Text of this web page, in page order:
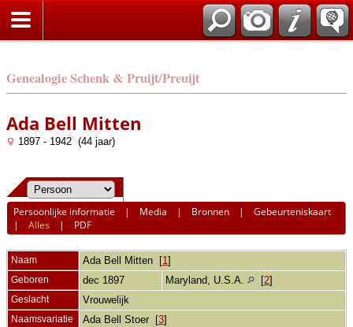
Genealogie Schenk & Pruijt/Preuijt
Ada Bell Mitten
1897 - 1942 (44 jaar)
Persoonlijke informatie | Media | Bronnen |Gebeurteniskaart
|Alles | PDF
Naam Ada Bell Mitten [1]
Geboren dec 1897 Maryland, U.S.A. [2]
Geslacht Vrouwelijk
Naamsvariatie Ada Bell Stoer [3]